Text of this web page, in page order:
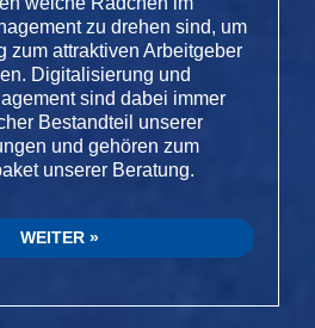
zu drehen sind, um
zum attraktiven Arbeitgeber
Digitalisierung und
sind dabei immer
Bestandteil unserer
und gehören zum
unserer Beratung.
WEITER